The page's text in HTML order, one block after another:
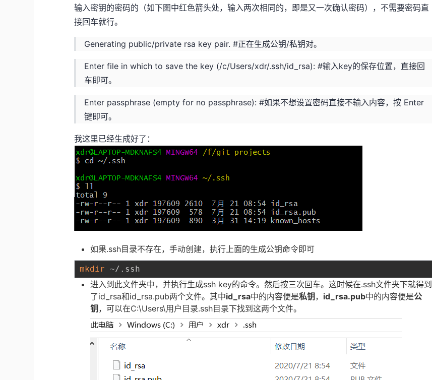
输入密钥的密码的（如下图中红色箭头处，输入两次相同的，即是又一次确认密码），不需要密码直
接回车就行。
Generating public/private rsa key pair. #正在生成公钥/私钥对。
Enter file in which to save the key (/c/Users/xdr/.ssh/id_rsa): #输入key的保存位置，直接回
车即可。
Enter passphrase (empty for no passphrase): #如果不想设置密码直接不输入内容，按 Enter
键即可。
我这里已经生成好了：
如果.ssh目录不存在，手动创建，执行上面的生成公钥命令即可
mkdir
进入到此文件夹中，并执行生成ssh key的命令。然后按三次回车。这时候在.ssh文件夹下就得到
了id_rsa和id_rsa.pub两个文件。其中id_rsa中的内容便是私钥， id_rsa.pub中的内容便是公
钥，可以在C:\Users\用户目录.ssh目录下找到这两个文件。